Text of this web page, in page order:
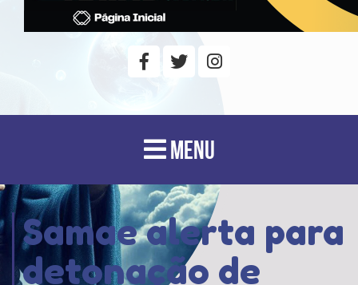
MENU
Samae alerta para
detonação de